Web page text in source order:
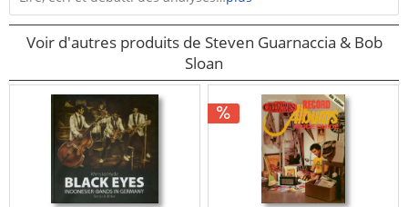
Voir d'autres produits de Steven Guarnaccia & Bob
Sloan